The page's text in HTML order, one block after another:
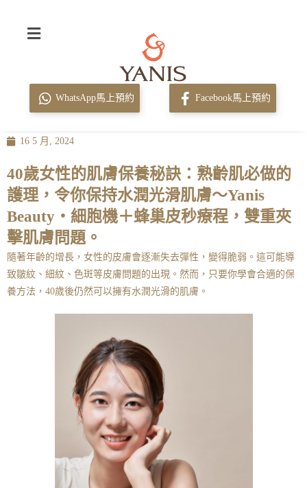
WhatsApp馬上預約 Facebook馬上預約
16 5 月, 2024
40歲女性的肌膚保養秘訣：熟齡肌必做的
護理，令你保持水潤光滑肌膚～Yanis
Beauty・細胞機＋蜂巢皮秒療程，雙重夾
擊肌膚問題。
隨著年齡的增長，女性的皮膚會逐漸失去彈性，變得脆弱。這可能導
致皺紋、細紋、色斑等皮膚問題的出現。然而，只要你學會合適的保
養方法，40歲後仍然可以擁有水潤光滑的肌膚。